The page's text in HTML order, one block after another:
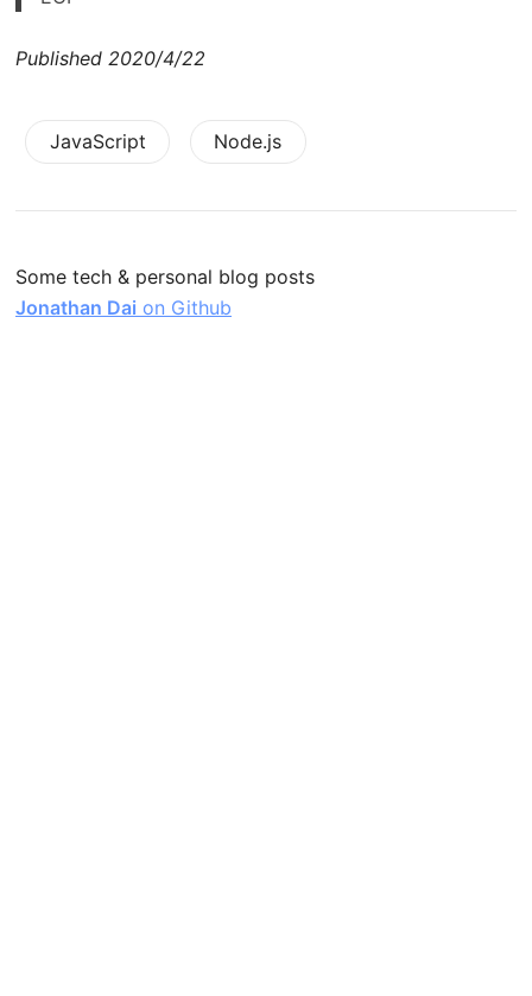
Published 2020/4/22
JavaScript Node.js
Some tech & personal blog posts
Jonathan Dai on Github